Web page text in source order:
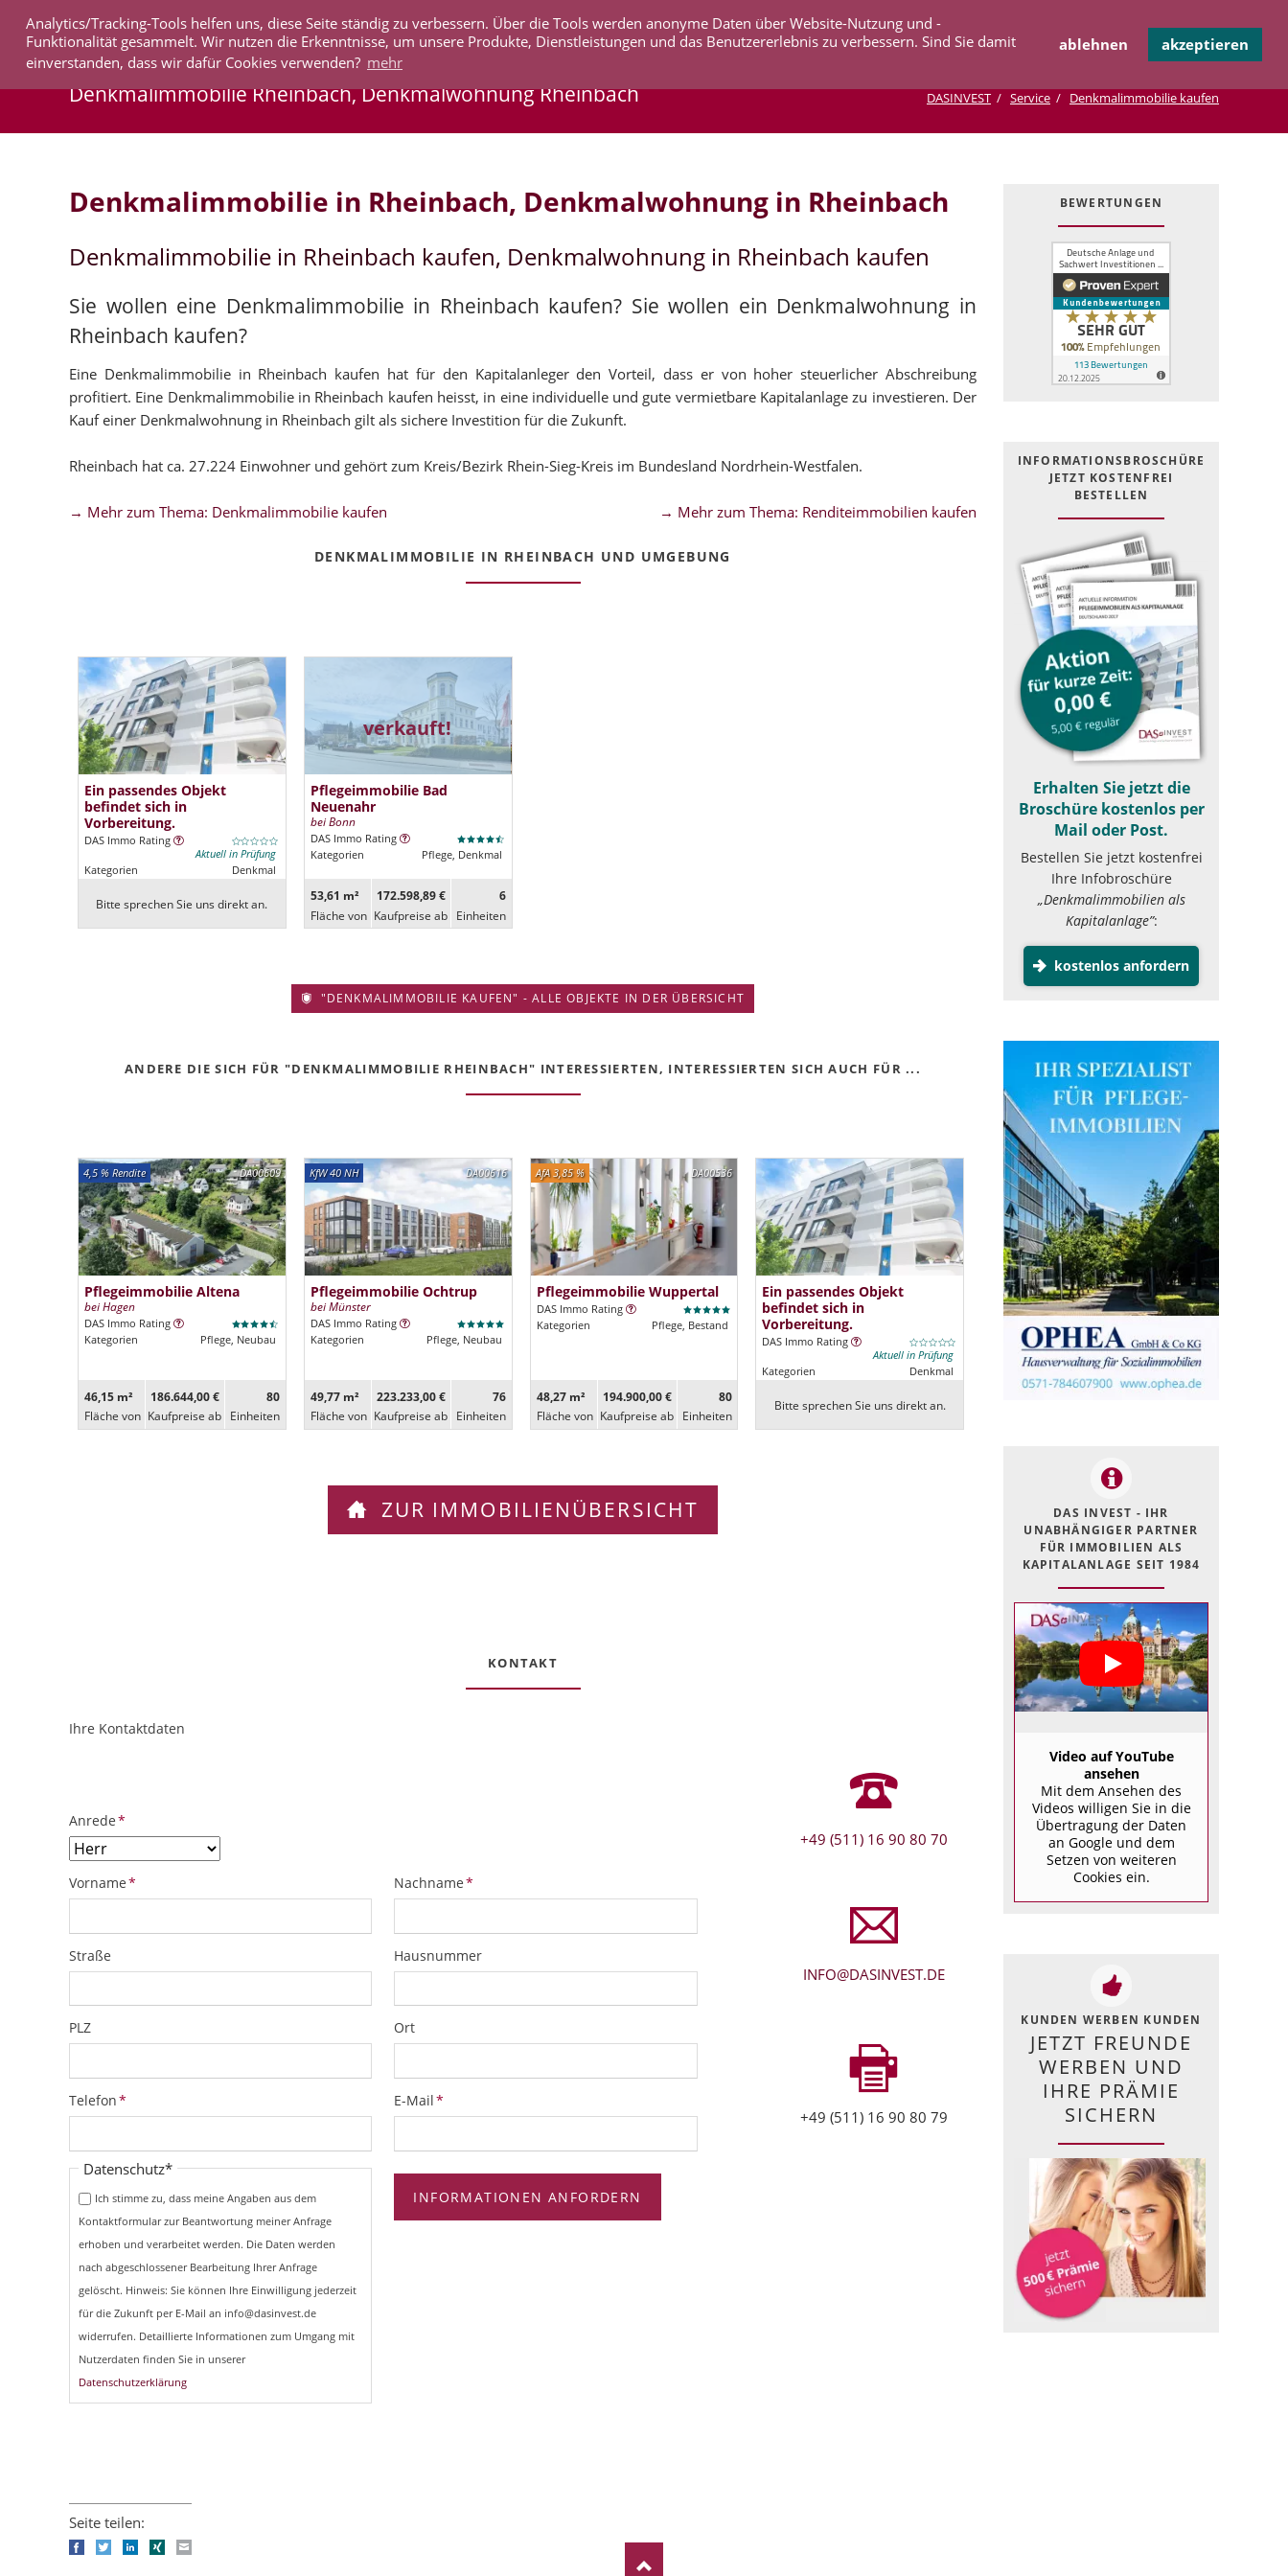
Analytics/Tracking-Tools helfen uns, diese Seite ständig zu verbessern. Über die Tools werden anonyme Daten über Website-Nutzung und -
Funktionalität gesammelt. Wir nutzen die Erkenntnisse, um unsere Produkte, Dienstleistungen und das Benutzererlebnis zu verbessern. Sind Sie damit
einverstanden, dass wir dafür Cookies verwenden? mehr
ablehnen akzeptieren
überspringen
IMMOBILIEN AKTUELLES UNTERNEHMEN SERVICE KOOPERATION KONTAKT
Denkmalimmobilie Rheinbach, Denkmalwohnung Rheinbach DASINVEST Service Denkmalimmobilie kaufen
Denkmalimmobilie in Rheinbach, Denkmalwohnung in Rheinbach
Denkmalimmobilie in Rheinbach kaufen, Denkmalwohnung in Rheinbach kaufen
Sie wollen eine Denkmalimmobilie in Rheinbach kaufen? Sie wollen ein Denkmalwohnung in
Rheinbach kaufen?
Eine Denkmalimmobilie in Rheinbach kaufen hat für den Kapitalanleger den Vorteil, dass er von hoher steuerlicher Abschreibung
profitiert. Eine Denkmalimmobilie in Rheinbach kaufen heisst, in eine individuelle und gute vermietbare Kapitalanlage zu investieren. Der
Kauf einer Denkmalwohnung in Rheinbach gilt als sichere Investition für die Zukunft.
Rheinbach hat ca. 27.224 Einwohner und gehört zum Kreis/Bezirk Rhein-Sieg-Kreis im Bundesland Nordrhein-Westfalen.
→ Mehr zum Thema: Denkmalimmobilie kaufen → Mehr zum Thema: Renditeimmobilien kaufen
DENKMALIMMOBILIE IN RHEINBACH UND UMGEBUNG
Ein passendes Objekt
befindet sich in
Vorbereitung.
DAS Immo Rating
Aktuell in Prüfung
Kategorien
Denkmal
Bitte sprechen Sie uns direkt an.
verkauft!
Pflegeimmobilie Bad
Neuenahr
bei Bonn
DAS Immo Rating
Kategorien
Pflege, Denkmal
53,61 m²
Fläche von
172.598,89 €
Kaufpreise ab
6
Ein­heiten
"DENKMALIMMOBILIE KAUFEN" - ALLE OBJEKTE IN DER ÜBERSICHT
ANDERE DIE SICH FÜR "DENKMALIMMOBILIE RHEINBACH" INTERESSIERTEN, INTERESSIERTEN SICH AUCH FÜR ...
DA00609
4,5 % Rendite
Pflegeimmobilie Altena
bei Hagen
DAS Immo Rating
Kategorien
Pflege, Neubau
46,15 m²
Fläche von
186.644,00 €
Kaufpreise ab
80
Ein­heiten
DA00616
KfW 40 NH
Pflegeimmobilie Ochtrup
bei Münster
DAS Immo Rating
Kategorien
Pflege, Neubau
49,77 m²
Fläche von
223.233,00 €
Kaufpreise ab
76
Ein­heiten
DA00536
AfA 3,85 %
Pflegeimmobilie Wuppertal
DAS Immo Rating
Kategorien
Pflege, Bestand
48,27 m²
Fläche von
194.900,00 €
Kaufpreise ab
80
Ein­heiten
Ein passendes Objekt
befindet sich in
Vorbereitung.
DAS Immo Rating
Aktuell in Prüfung
Kategorien
Denkmal
Bitte sprechen Sie uns direkt an.
ZUR IMMOBILIENÜBERSICHT
KONTAKT
ObjektPlatzhalter
URL
Ihre Kontaktdaten
Pflichtfeld
Anrede*
Pflichtfeld
Vorname* Pflichtfeld
Nachname*
Straße Hausnummer
PLZ Ort
Pflichtfeld
Telefon* Pflichtfeld
E-Mail*
Pflichtfeld
Datenschutz*
Ich stimme zu, dass meine Angaben aus dem
Kontaktformular zur Beantwortung meiner Anfrage
erhoben und verarbeitet werden. Die Daten werden
nach abgeschlossener Bearbeitung Ihrer Anfrage
gelöscht. Hinweis: Sie können Ihre Einwilligung jederzeit
für die Zukunft per E-Mail an info@dasinvest.de
widerrufen. Detaillierte Informationen zum Umgang mit
Nutzerdaten finden Sie in unserer
Datenschutzerklärung
INFORMATIONEN ANFORDERN
+49 (511) 16 90 80 70
INFO@DASINVEST.DE
+49 (511) 16 90 80 79
BEWERTUNGEN
INFOR­MATIONS­BROSCHÜRE
JETZT KOSTEN­FREI
BESTELLEN
Erhalten Sie jetzt die
Broschüre kostenlos per
Mail oder Post.
Bestellen Sie jetzt kostenfrei
Ihre Infobroschüre
„Denkmalimmobilien als
Kapitalanlage”:
kostenlos anfordern
DAS INVEST - IHR
UNABHÄNGIGER PARTNER
FÜR IMMOBILIEN ALS
KAPITALANLAGE SEIT 1984
Video auf YouTube
ansehen
Mit dem Ansehen des
Videos willigen Sie in die
Übertragung der Daten
an Google und dem
Setzen von weiteren
Cookies ein.
KUNDEN WERBEN KUNDEN
JETZT FREUNDE
WERBEN UND
IHRE PRÄMIE
SICHERN
Seite teilen:
FacebookTwitterLinkedIn
Xing